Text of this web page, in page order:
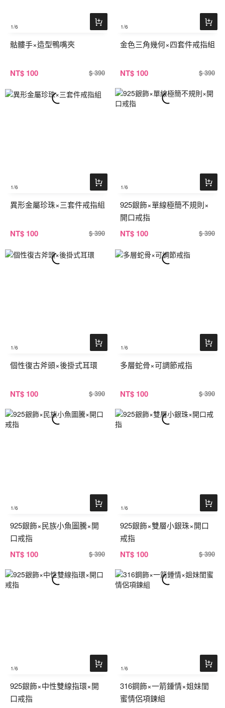
1/6
骷髏手×造型鴨嘴夾
NT$ 100 $ 390
1/6
金色三角幾何×四套件戒指組
NT$ 100 $ 390
1/6
異形金屬珍珠×三套件戒指組
NT$ 100 $ 390
1/6
925銀飾×單線極簡不規則×
開口戒指
NT$ 100 $ 390
1/6
個性復古斧頭×後掛式耳環
NT$ 100 $ 390
1/6
多層蛇骨×可調節戒指
NT$ 100 $ 390
1/6
925銀飾×民族小魚圖騰×開
口戒指
NT$ 100 $ 390
1/6
925銀飾×雙層小銀珠×開口
戒指
NT$ 100 $ 390
1/6
925銀飾×中性雙線指環×開
口戒指
1/6
316鋼飾×一箭鍾情×姐妹閨
蜜情侶項鍊組